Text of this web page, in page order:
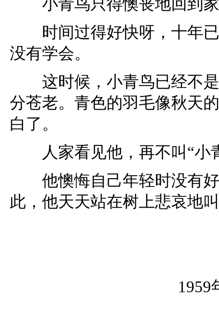
小青鸟只得懊丧地回到
时间过得好快呀，十年已
没有学会。
这时候，小青鸟已经不是
分苍老。青色的羽毛像秋天
白了。
人家看见他，再不叫“小
他懊悔自己年轻时没有好
此，他天天站在树上悲哀
1959年